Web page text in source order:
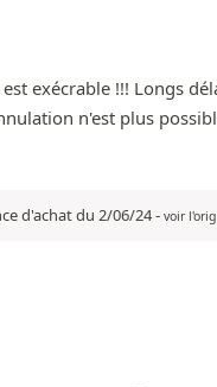
exécrable !!! Longs
n'est plus
d'achat du 2/06/24- voir